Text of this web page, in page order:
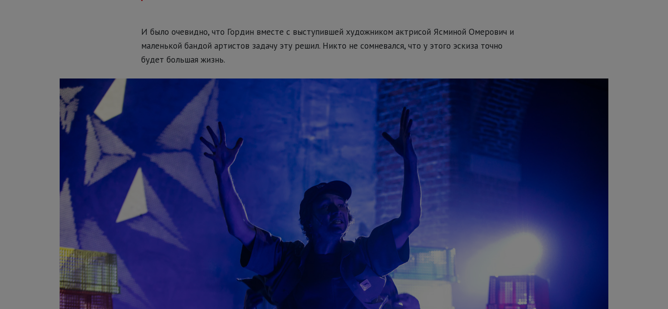
И было очевидно, что Гордин вместе с выступившей художником актрисой Ясминой Омерович и
маленькой бандой артистов задачу эту решил. Никто не сомневался, что у этого эскиза точно
будет большая жизнь.